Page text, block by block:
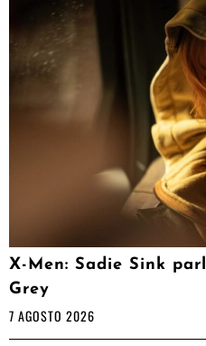
X-Men: Sadie Sink
Grey
7 AGOSTO 2026